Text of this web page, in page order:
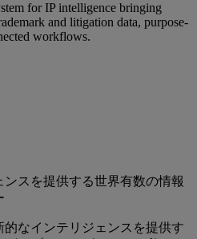
for IP intelligence bringing
and litigation data, purpose-
workflows.
スを提供する世界有数の情報
的なインテリジェンスを提供す